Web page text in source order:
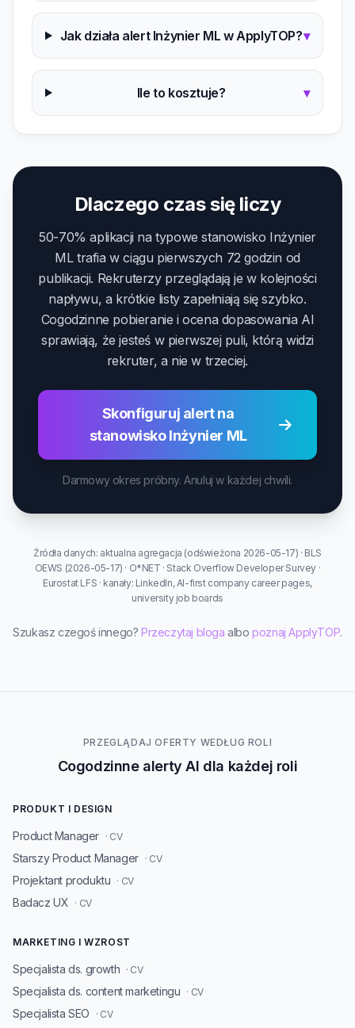
Jak działa alert Inżynier ML w ApplyTOP?▾
Ile to kosztuje? ▾
Dlaczego czas się liczy
50-70% aplikacji na typowe stanowisko Inżynier
ML trafia w ciągu pierwszych 72 godzin od
publikacji. Rekruterzy przeglądają je w kolejności
napływu, a krótkie listy zapełniają się szybko.
Cogodzinne pobieranie i ocena dopasowania AI
sprawiają, że jesteś w pierwszej puli, którą widzi
rekruter, a nie w trzeciej.
Skonfiguruj alert na
stanowisko Inżynier ML
Darmowy okres próbny. Anuluj w każdej chwili.
Źródła danych: aktualna agregacja (odświeżona 2026-05-17) · BLS
OEWS (2026-05-17) · O*NET · Stack Overflow Developer Survey ·
Eurostat LFS · kanały: LinkedIn, AI-first company career pages,
university job boards
Szukasz czegoś innego? Przeczytaj bloga albopoznaj ApplyTOP.
PRZEGLĄDAJ OFERTY WEDŁUG ROLI
Cogodzinne alerty AI dla każdej roli
PRODUKT I DESIGN
Product Manager · CV
Starszy Product Manager · CV
Projektant produktu · CV
Badacz UX · CV
MARKETING I WZROST
Specjalista ds. growth · CV
Specjalista ds. content marketingu · CV
Specjalista SEO · CV